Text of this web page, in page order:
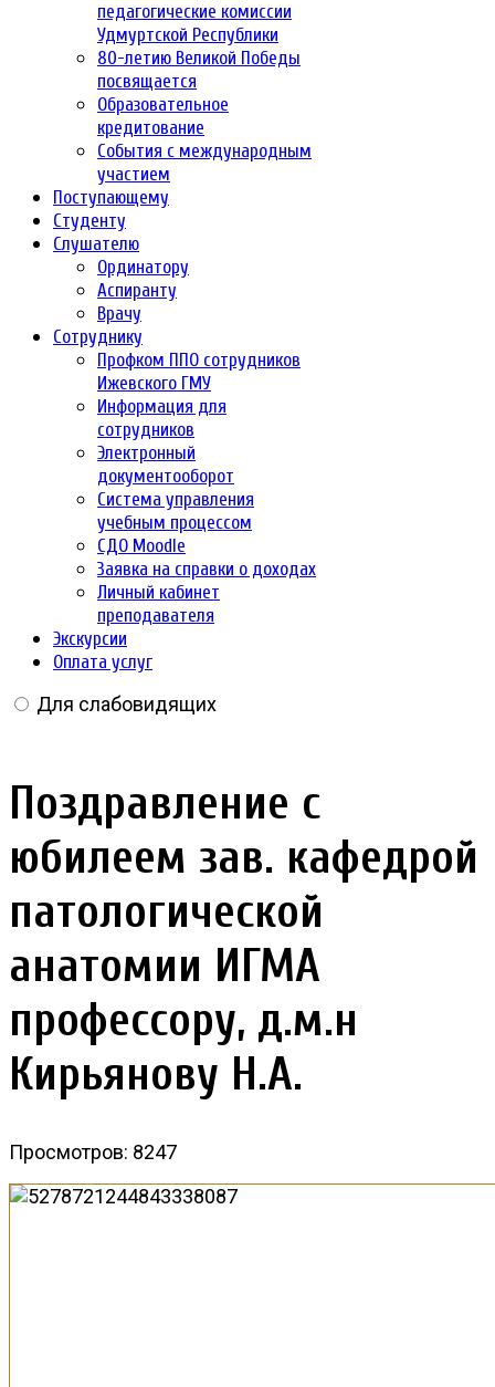
педагогические комиссии
Удмуртской Республики
80-летию Великой Победы
посвящается
Образовательное
кредитование
События с международным
участием
Поступающему
Студенту
Слушателю
Ординатору
Аспиранту
Врачу
Сотруднику
Профком ППО сотрудников
Ижевского ГМУ
Информация для
сотрудников
Электронный
документооборот
Система управления
учебным процессом
СДО Moodle
Заявка на справки о доходах
Личный кабинет
преподавателя
Экскурсии
Оплата услуг
Для слабовидящих
Поздравление с
юбилеем зав. кафедрой
патологической
анатомии ИГМА
профессору, д.м.н
Кирьянову Н.А.
Просмотров: 8247